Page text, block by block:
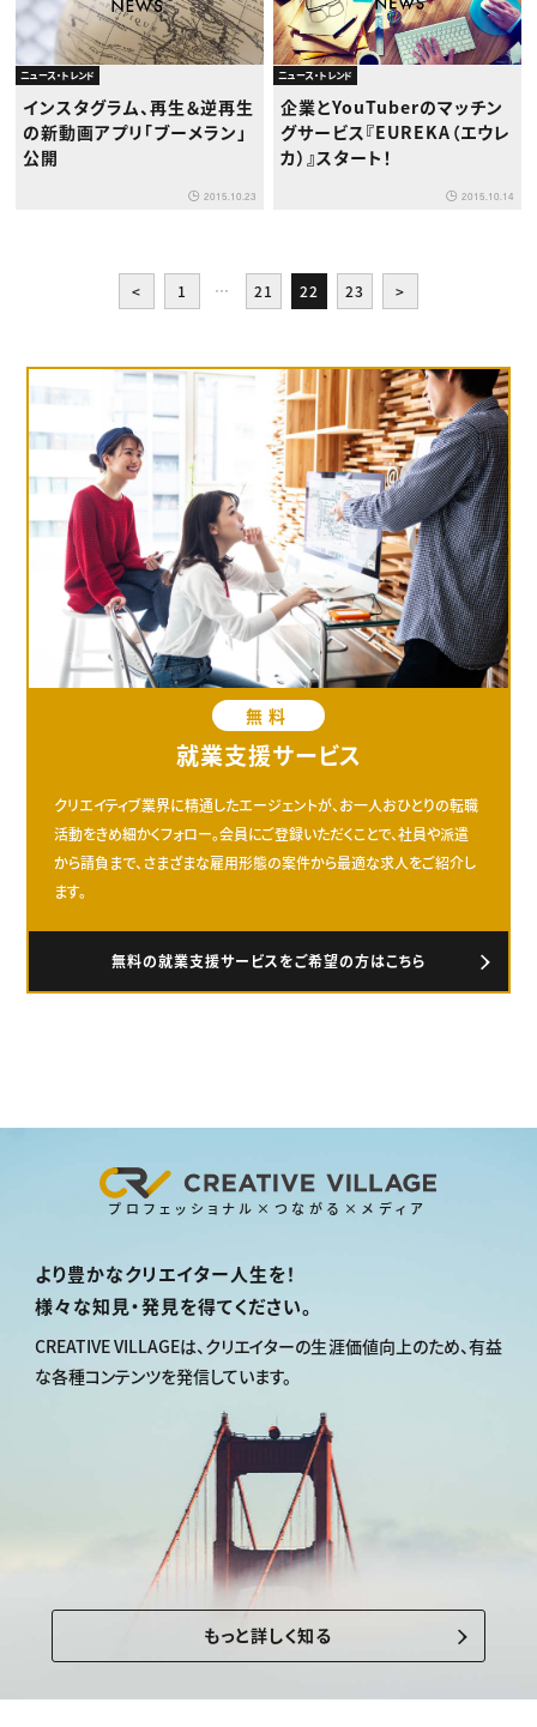
ニュース・トレンド
インスタグラム、再生＆逆再生
の新動画アプリ「ブーメラン」
公開
2015.10.23
ニュース・トレンド
企業とYouTuberのマッチン
グサービス『EUREKA（エウレ
カ）』スタート！
2015.10.14
< 1 … 21 22 23 >
無料
就業支援サービス
クリエイティブ業界に精通したエージェントが、お一人おひとりの転職
活動をきめ細かくフォロー。会員にご登録いただくことで、社員や派遣
から請負まで、さまざまな雇用形態の案件から最適な求人をご紹介し
ます。
無料の就業支援サービスをご希望の方はこちら
プロフェッショナル×つながる×メディア
より豊かなクリエイター人生を！
様々な知見・発見を得てください。
CREATIVE VILLAGEは、 クリエイターの生涯価値向上のため、有益
な各種コンテンツを発信しています。
もっと詳しく知る